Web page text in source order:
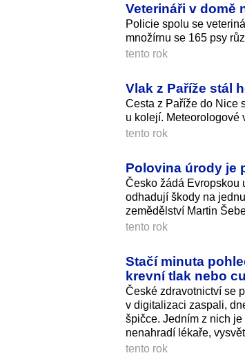
Veterináři v domě
Policie spolu se
množírnu se 165 psy
tento rok
Vlak z Paříže stál
Cesta z Paříže do Nice
u kolejí. Meteorologové
tento rok
Polovina úrody je
Česko žádá Evropskou
odhadují škody na
zemědělství Martin
tento rok
Stačí minuta
krevní tlak nebo
České zdravotnictví se
v digitalizaci zaspali,
špičce. Jedním z nich
nenahradí lékaře,
tento rok